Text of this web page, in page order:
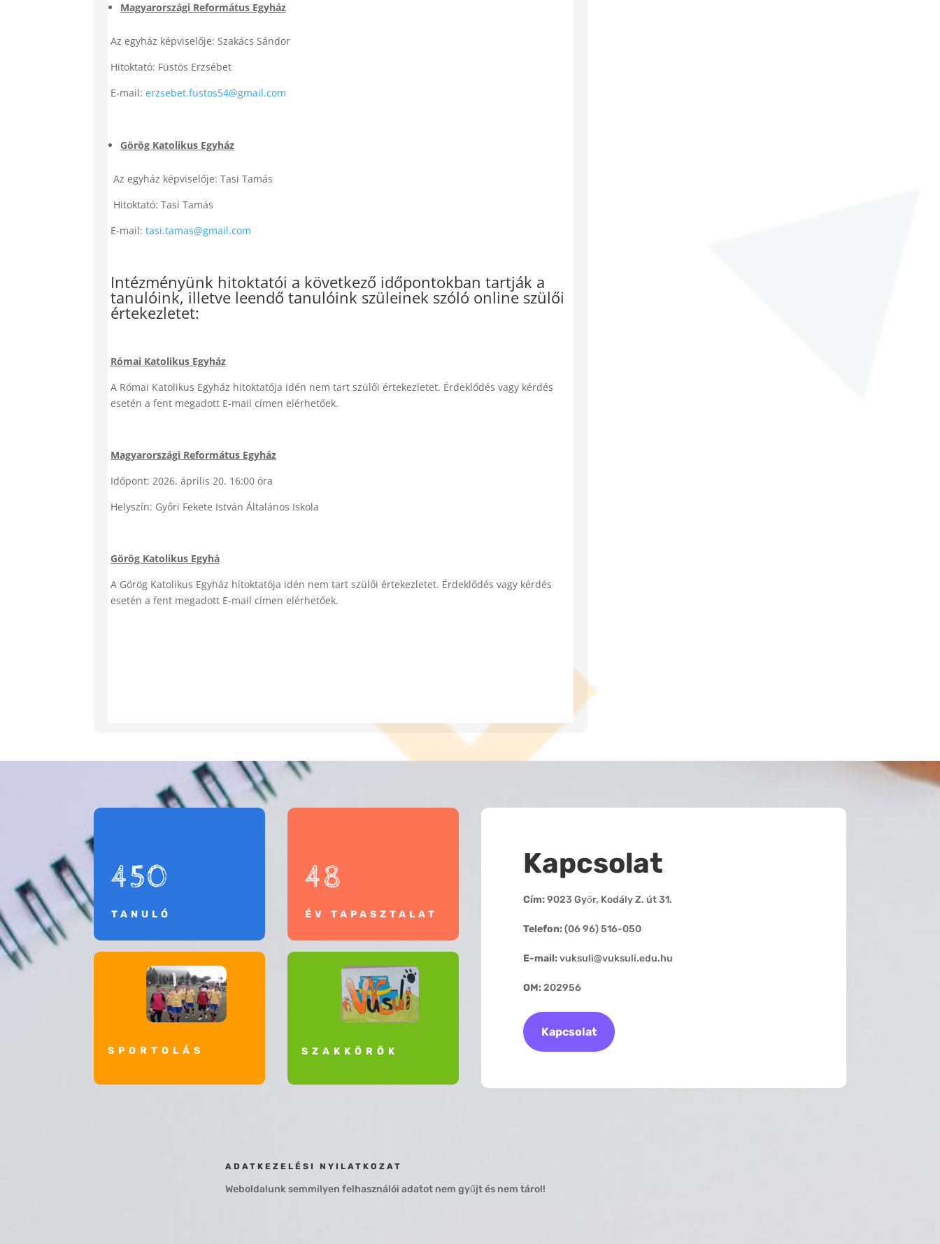
Magyarországi Református Egyház
Az egyház képviselője: Szakács Sándor
Hitoktató: Füstös Erzsébet
E-mail: erzsebet.fustos54@gmail.com
Görög Katolikus Egyház
Az egyház képviselője: Tasi Tamás
Hitoktató: Tasi Tamás
E-mail: tasi.tamas@gmail.com
Intézményünk hitoktatói a következő időpontokban tartják a
tanulóink, illetve leendő tanulóink szüleinek szóló online szülői
értekezletet:
Római Katolikus Egyház
A Római Katolikus Egyház hitoktatója idén nem tart szülői értekezletet. Érdeklődés vagy kérdés
esetén a fent megadott E-mail címen elérhetőek.
Magyarországi Református Egyház
Időpont: 2026. április 20. 16:00 óra
Helyszín: Győri Fekete István Általános Iskola
Görög Katolikus Egyhá
A Görög Katolikus Egyház hitoktatója idén nem tart szülői értekezletet. Érdeklődés vagy kérdés
esetén a fent megadott E-mail címen elérhetőek.
450
TANULÓ
SPORTOLÁS
48
ÉV TAPASZTALAT
SZAKKÖRÖK
Kapcsolat
Cím:9023 Győr, Kodály Z. út 31.
Telefon:(06 96) 516-050
E-mail:vuksuli@vuksuli.edu.hu
OM:202956
Kapcsolat
ADATKEZELÉSI NYILATKOZAT
Weboldalunk semmilyen felhasználói adatot nem gyűjt és nem tárol!